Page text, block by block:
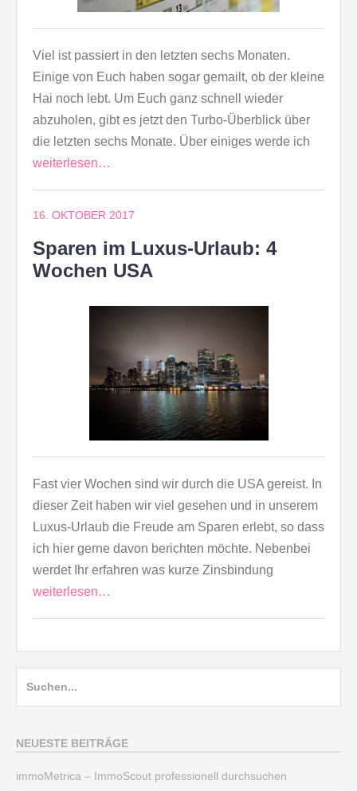
Viel ist passiert in den letzten sechs Monaten.
Einige von Euch haben sogar gemailt, ob der kleine
Hai noch lebt. Um Euch ganz schnell wieder
abzuholen, gibt es jetzt den Turbo-Überblick über
die letzten sechs Monate. Über einiges werde ich
weiterlesen…
16. OKTOBER 2017
Sparen im Luxus-Urlaub: 4
Wochen USA
Fast vier Wochen sind wir durch die USA gereist. In
dieser Zeit haben wir viel gesehen und in unserem
Luxus-Urlaub die Freude am Sparen erlebt, so dass
ich hier gerne davon berichten möchte. Nebenbei
werdet Ihr erfahren was kurze Zinsbindung
weiterlesen…
NEUESTE BEITRÄGE
immoMetrica – ImmoScout professionell durchsuchen